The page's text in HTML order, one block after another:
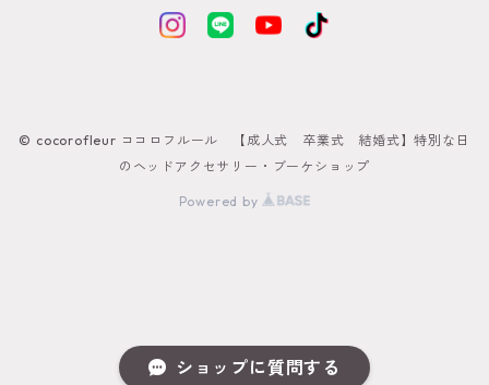
ショップに質問する
© cocorofleur ココロフルール 【成人式 卒業式 結婚式】特別な日
のヘッドアクセサリー・ブーケショップ
Powered by